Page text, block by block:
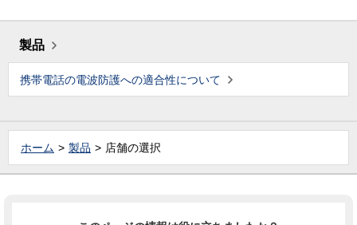
製品
携帯電話の電波防護への適合性について
ホーム 製品 店舗の選択